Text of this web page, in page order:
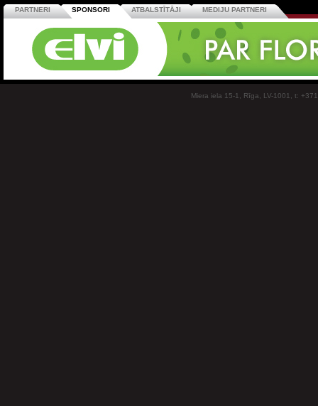
PARTNERI SPONSORI ATBALSTĪTĀJI MEDIJU PARTNERI
Miera iela 15-1, Rīga, LV-1001, t: